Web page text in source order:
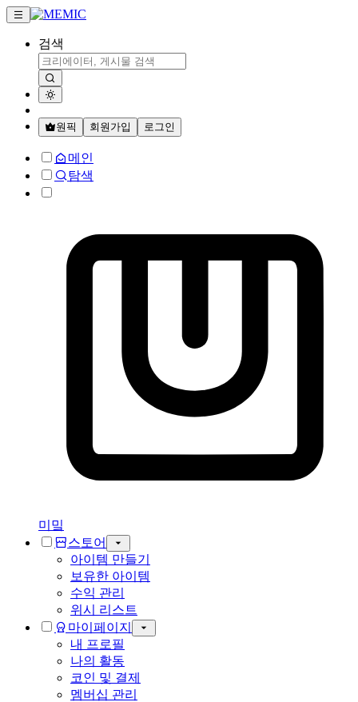
검색
원픽 회원가입 로그인
메인
탐색
미밐
스토어
아이템 만들기
보유한 아이템
수익 관리
위시 리스트
마이페이지
내 프로필
나의 활동
코인 및 결제
멤버십 관리